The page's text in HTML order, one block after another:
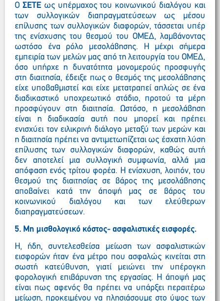
Ο ΣΕΤΕως υπέρμαχος του κοινωνικού διαλόγου και
των συλλογικών διαπραγματεύσεων ως μέσου
επίλυσης των συλλογικών διαφορών, τάσσεται υπέρ
της ενίσχυσης του θεσμού του ΟΜΕΔ, λαμβάνοντας
ωστόσο ένα ρόλο μεσολάβησης. Η μέχρι σήμερα
εμπειρία των μελών μας από τη λειτουργία του ΟΜΕΔ,
όσο υπήρχε η δυνατότητα μονομερούς προσφυγής
στη διαιτησία, έδειξε πως ο θεσμός της μεσολάβησης
είχε υποβαθμιστεί και είχε μετατραπεί απλώς σε ένα
διαδικαστικό υποχρεωτικό στάδιο, προτού τα μέρη
προσφύγουν στη διαιτησία. Ωστόσο, η μεσολάβηση
είναι η διαδικασία αυτή που μπορεί και πρέπει
ενισχύει τον ειλικρινή διάλογο μεταξύ των μερών και
η διαιτησία πρέπει να αντιμετωπίζεται ως έσχατη λύση
επίλυσης των συλλογικών διαφορών, καθώς αυτή
δεν αποτελεί μια συλλογική συμφωνία, αλλά μια
απόφαση ενός τρίτου φορέα. Η ενίσχυση, λοιπόν, του
θεσμού της διαιτησίας σε βάρος της μεσολάβησης
αποβαίνει κατά την άποψή μας σε βάρος του
κοινωνικού διαλόγου και των ελεύθερων
διαπραγματεύσεων.
5. Μη μισθολογικό κόστος- ασφαλιστικές εισφορές.
Η, ήδη, συντελεσθείσα μείωση των ασφαλιστικών
εισφορών ήταν ένα μέτρο που ασφαλώς κινείται στη
σωστή κατεύθυνση, γιατί μειώνει την υπέρογκη
φορολογική επιβάρυνση της εργασίας. Η άποψή μας
είναι πως αφενός θα πρέπει να υπάρξει περαιτέρω
μείωση, προκειμένου να πλησιάσουμε στο ύψος των